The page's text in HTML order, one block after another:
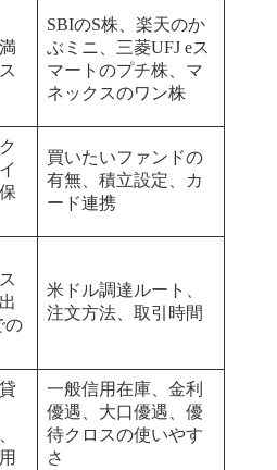
SBIのS株、楽天のか
ぶミニ、三菱UFJ eス
マートのプチ株、マ
ネックスのワン株
買いたいファンドの
有無、積立設定、カ
ード連携
の
米ドル調達ルート、
注文方法、取引時間
一般信用在庫、金利
優遇、大口優遇、優
待クロスの使いやす
さ